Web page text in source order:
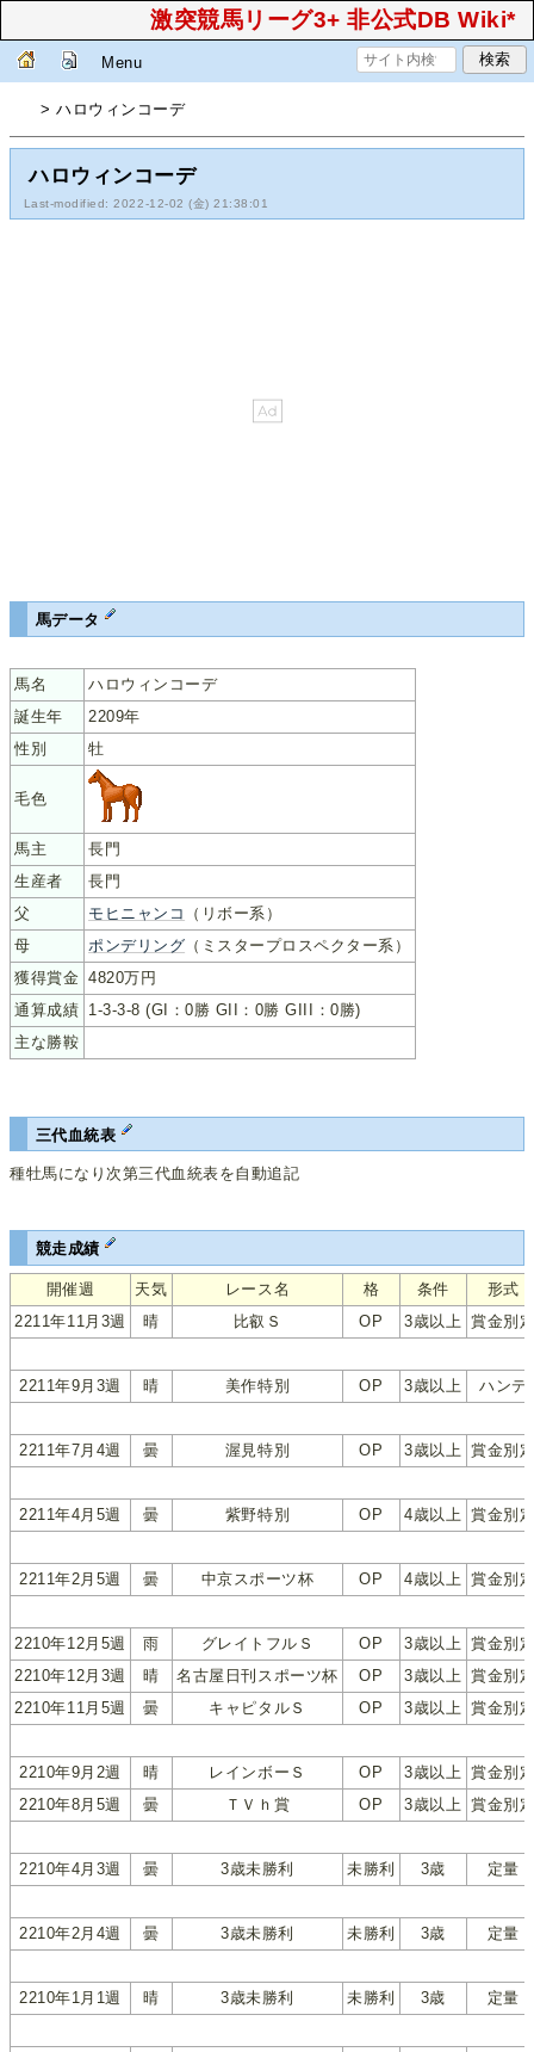
激突競馬リーグ3+ 非公式DB Wiki*
Menu
> ハロウィンコーデ
ハロウィンコーデ
Last-modified: 2022-12-02 (金) 21:38:01
馬データ
馬名
ハロウィンコーデ
誕生年
2209年
性別
牡
毛色
馬主
長門
生産者
長門
父
モヒニャンコ
（リボー系）
母
ポンデリング （ミスタープロスペクター系）
獲得賞金 4820万円
通算成績 1-3-3-8 (GI：0勝 GII：0勝 GIII：0勝)
主な勝鞍
三代血統表
種牡馬になり次第三代血統表を自動追記
競走成績
開催週 天気 レース名 格 条件
形式
2211年11月3週
晴 比叡Ｓ OP 3歳以上 賞金別
2211年9月3週 晴 美作特別 OP 3歳以上 ハンデ
2211年7月4週 曇 渥見特別 OP 3歳以上 賞金別
2211年4月5週 曇 紫野特別 OP 4歳以上 賞金別
2211年2月5週 曇 中京スポーツ杯 OP 4歳以上 賞金別
2210年12月5週 雨 グレイトフルＳ OP 3歳以上 賞金別
2210年12月3週
晴 名古屋日刊スポーツ杯 OP 3歳以上 賞金別
2210年11月5週
曇 キャピタルＳ OP 3歳以上 賞金別
2210年9月2週 晴 レインボーＳ OP 3歳以上 賞金別
2210年8月5週
曇 ＴＶｈ賞 OP 3歳以上 賞金別
2210年4月3週 曇 3歳未勝利 未勝利 3歳 定量
2210年2月4週 曇 3歳未勝利 未勝利 3歳 定量
2210年1月1週 晴 3歳未勝利 未勝利 3歳 定量